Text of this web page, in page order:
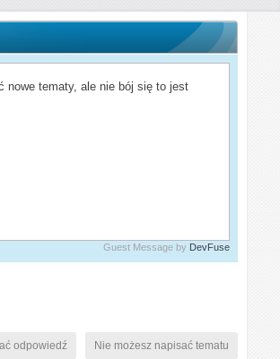
nowe tematy, ale nie bój się to jest
Guest Message by DevFuse
Nie możesz napisać tematu
odpowiedź